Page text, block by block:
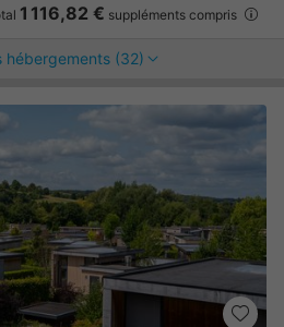
1 116,82 € suppléments compris
hébergements (32)